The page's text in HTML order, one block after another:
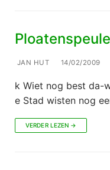
JAN HUT 14/02/2009
k Wiet nog best da-
e Stad wisten nog
VERDER LEZEN →